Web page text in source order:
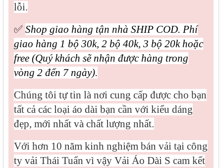
lỗi.
✅ Shop giao hàng tận nhà SHIP COD. Phí
giao hàng 1 bộ 30k, 2 bộ 40k, 3 bộ 20k hoặc
free (Quý khách sẽ nhận được hàng trong
vòng 2 đến 7 ngày).
Chúng tôi tự tin là nơi cung cấp được cho bạn
tất cả các loại áo dài bạn cần với kiểu dáng
đẹp, mới nhất và chất lượng nhất.
Với hơn 10 năm kinh nghiệm bán vải tại công
ty vải Thái Tuấn vì vậy Vải Áo Dài S cam kết